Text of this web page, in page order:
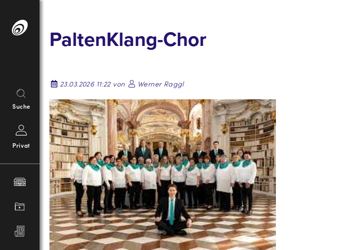
Inhalt
Suche
Privat
PaltenKlang-Chor
23.03.2026 11:22 von
Werner Raggl